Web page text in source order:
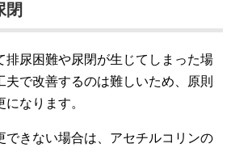
閉
排尿困難や尿閉が生じてしまった場
夫で改善するのは難しいため、原則
なります。
できない場合は、アセチルコリンの